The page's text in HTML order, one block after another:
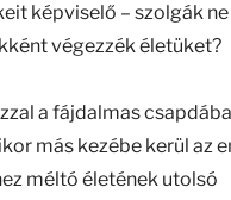
képviselő – szolgák
végezzék életüket?
a fájdalmas
más kezébe kerül az
méltó életének utolsó